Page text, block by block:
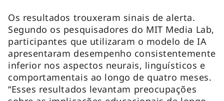
Os resultados trouxeram sinais de alerta.
Segundo os pesquisadores do MIT Media Lab,
participantes que utilizaram o modelo de IA
apresentaram desempenho consistentemente
inferior nos aspectos neurais, linguísticos e
comportamentais ao longo de quatro meses.
“Esses resultados levantam preocupações